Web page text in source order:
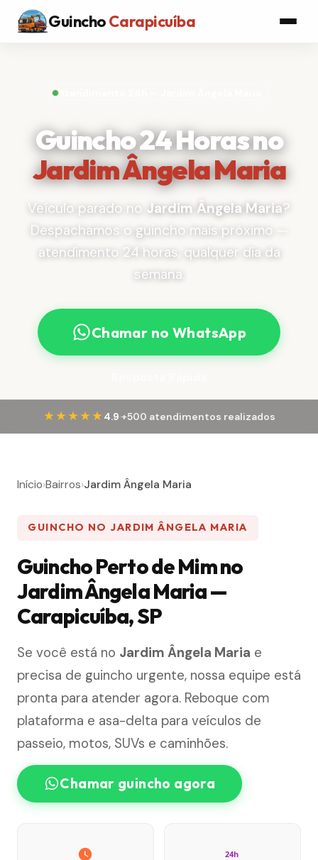
GuinchoCarapicuíba
Atendimento 24h — Jardim Ângela Maria
Guincho 24 Horas no
Jardim Ângela Maria
Veículo parado no Jardim Ângela Maria?
Despachamos o guincho mais próximo —
atendimento 24 horas, qualquer dia da
semana.
Chamar no WhatsApp
★★★★★ 4.9·+500 atendimentos realizados
Início›Bairros›Jardim Ângela Maria
GUINCHO NO JARDIM ÂNGELA MARIA
Guincho Perto de Mim no
Jardim Ângela Maria —
Carapicuíba, SP
Se você está no Jardim Ângela Maria e
precisa de guincho urgente, nossa equipe está
pronta para atender agora. Reboque com
plataforma e asa-delta para veículos de
passeio, motos, SUVs e caminhões.
Chamar guincho agora
24h